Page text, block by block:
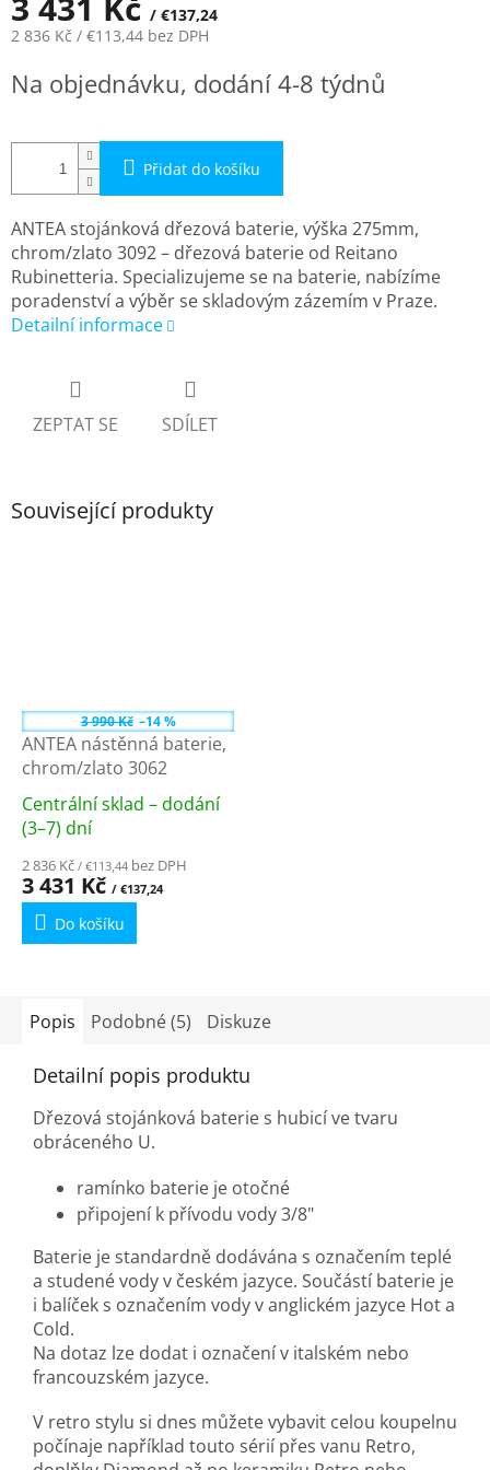
/ €137,24
2 836 Kč / €113,44 bez DPH
cena:
Na objednávku, dodání 4-8 týdnů
Přidat do košíku
ANTEA stojánková dřezová baterie, výška 275mm,
chrom/zlato 3092 – dřezová baterie od Reitano
Rubinetteria. Specializujeme se na baterie, nabízíme
poradenství a výběr se skladovým zázemím v Praze.
Detailní informace
ZEPTAT SE SDÍLET
Související produkty
3 990 Kč –14 %
ANTEA nástěnná baterie,
chrom/zlato 3062
Průměrné
hodnocení
produktu
je
5,0
z
Centrální sklad – dodání
(3–7) dní
2 836 Kč / €113,44 bez DPH
3 431 Kč / €137,24
Do košíku
Popis Podobné (5) Diskuze
Detailní popis produktu
Dřezová stojánková baterie s hubicí ve tvaru
obráceného U.
ramínko baterie je otočné
připojení k přívodu vody 3/8"
Baterie je standardně dodávána s označením teplé
a studené vody v českém jazyce. Součástí baterie je
i balíček s označením vody v anglickém jazyce Hot a
Cold.
Na dotaz lze dodat i označení v italském nebo
francouzském jazyce.
V retro stylu si dnes můžete vybavit celou koupelnu
počínaje například touto sérií přes vanu Retro,